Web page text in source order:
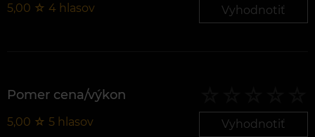
5,00 ☆ 4 hlasov Vyhodnotiť
Pomer cena/výkon
5,00 ☆ 5 hlasov Vyhodnotiť